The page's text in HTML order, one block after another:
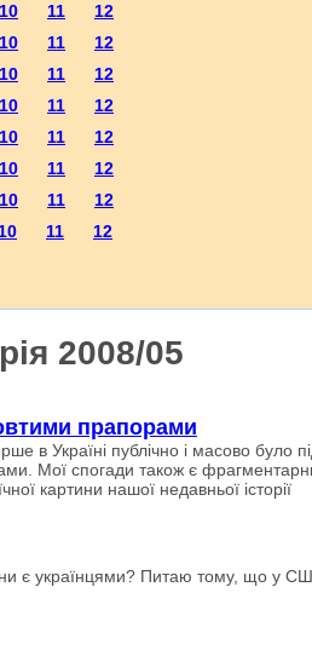
10 11
12
10 11
12
10 11
12
10 11
12
10 11
12
10 11
12
10 11
12
10 11
12
2008/05
прапорами
в Україні публічно і масово було
Мої спогади також є
картини нашої недавньої історії
є українцями? Питаю тому, що у